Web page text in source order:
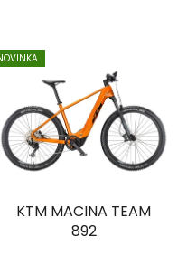
KTM MACINA TEAM
892